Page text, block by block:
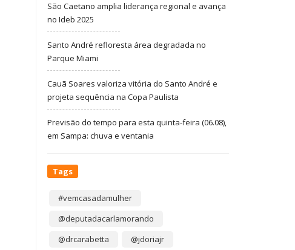
São Caetano amplia liderança regional e avança
no Ideb 2025
Santo André refloresta área degradada no
Parque Miami
Cauã Soares valoriza vitória do Santo André e
projeta sequência na Copa Paulista
Previsão do tempo para esta quinta-feira (06.08),
em Sampa: chuva e ventania
Tags
#vemcasadamulher
@deputadacarlamorando
@drcarabetta
@jdoriajr